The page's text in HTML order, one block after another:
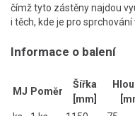
čímž tyto zástěny najdou
i těch, kde je pro
Informace o balení
MJ Poměr
Šířka
[mm]